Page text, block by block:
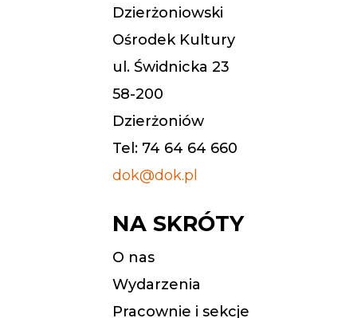
Dzierżoniowski
Ośrodek Kultury
ul. Świdnicka 23
58-200
Dzierżoniów
Tel: 74 64 64 660
dok@dok.pl
NA SKRÓTY
O nas
Wydarzenia
Pracownie i sekcje